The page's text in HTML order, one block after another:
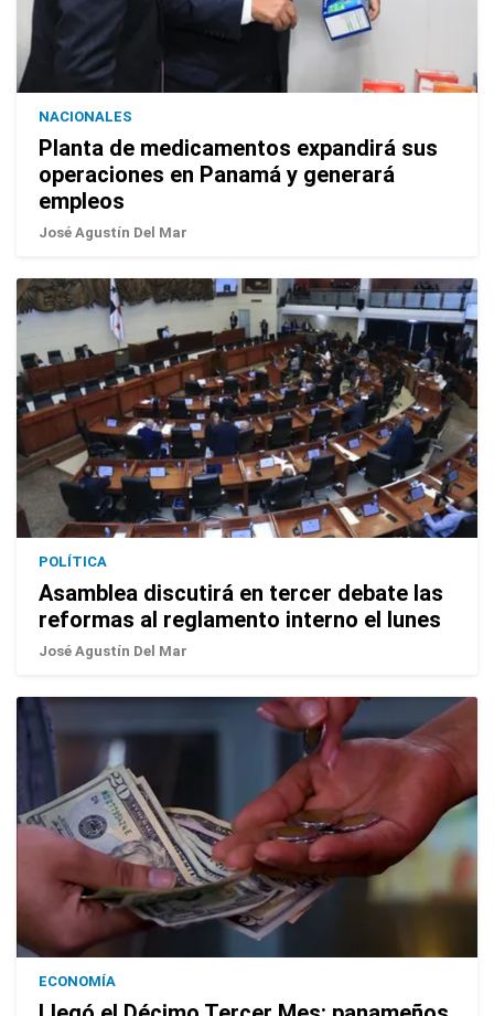
NACIONALES
Planta de medicamentos expandirá sus
operaciones en Panamá y generará
empleos
José Agustín Del Mar
POLÍTICA
Asamblea discutirá en tercer debate las
reformas al reglamento interno el lunes
José Agustín Del Mar
ECONOMÍA